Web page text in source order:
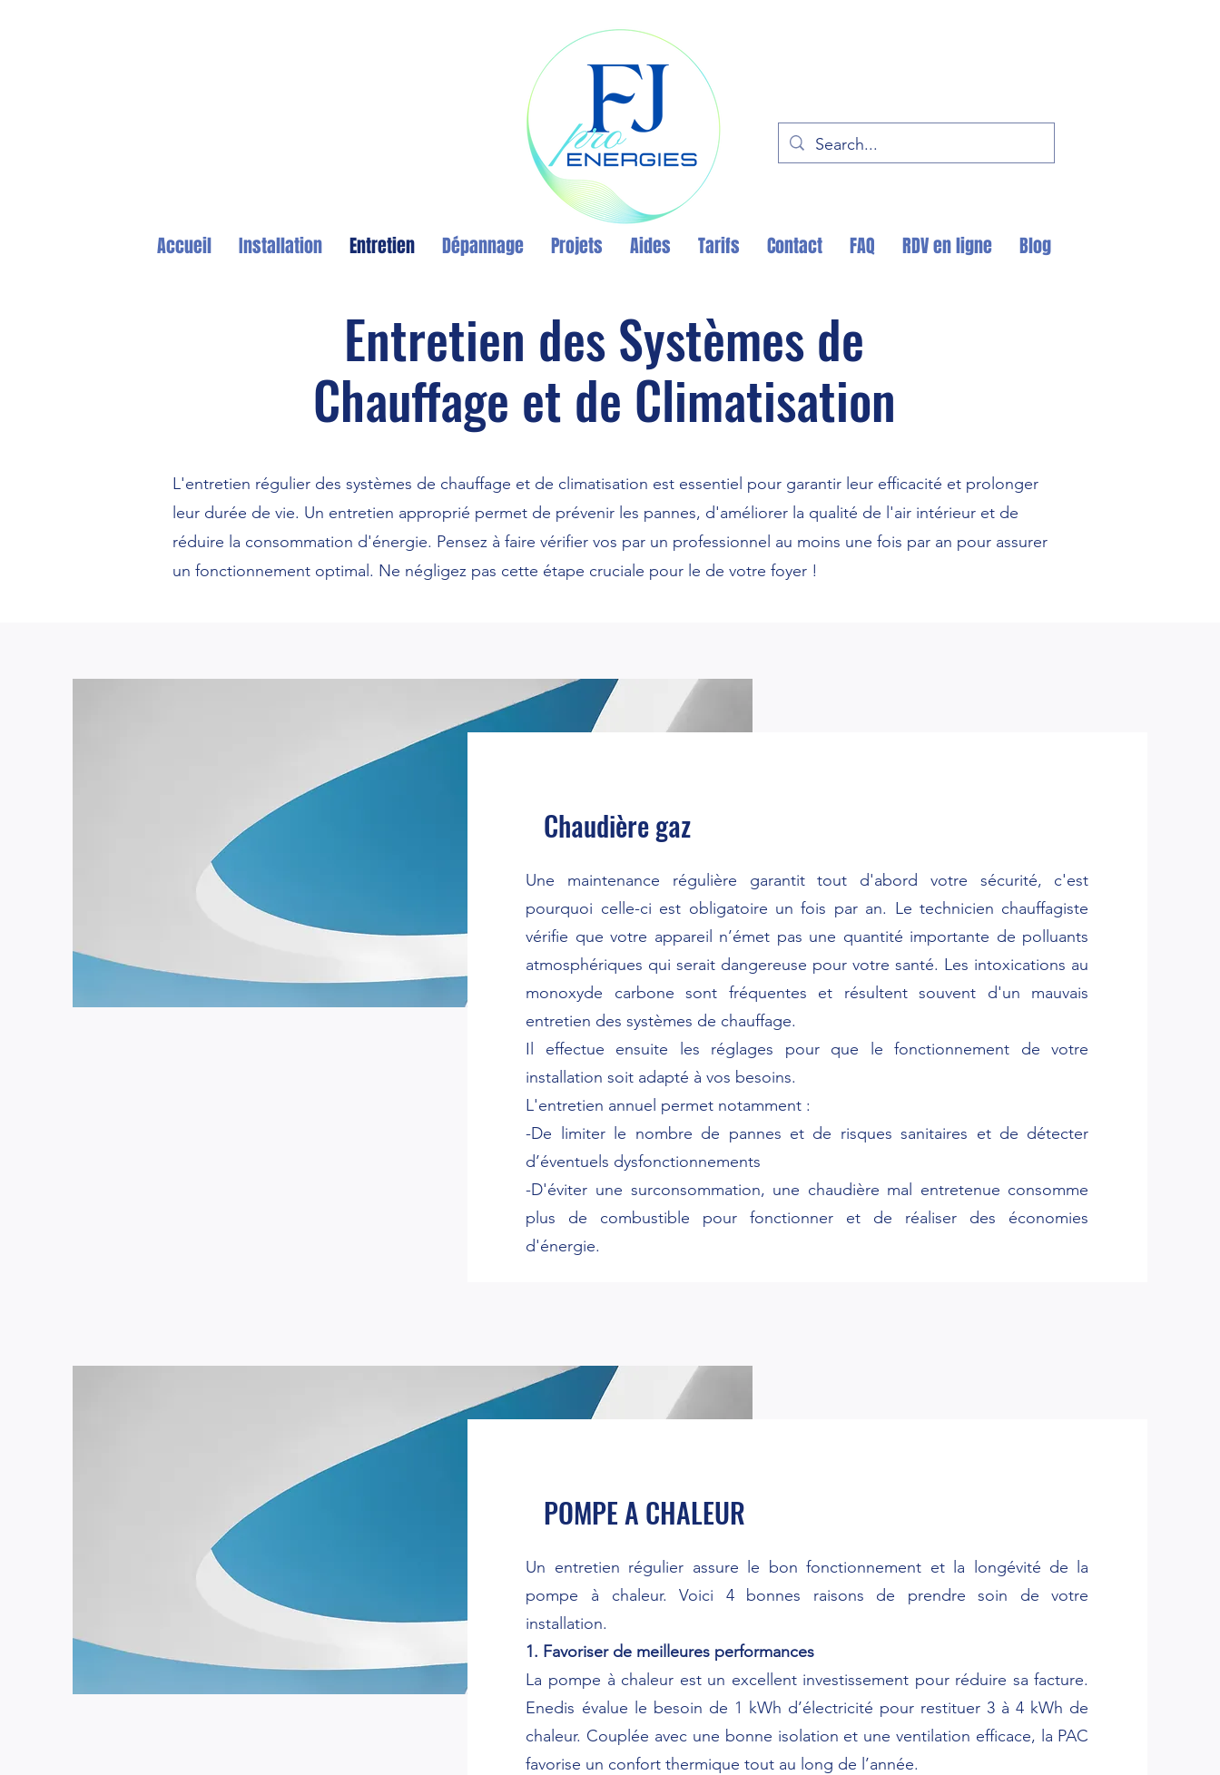
Accueil Installation Entretien Dépannage Projets Aides Tarifs Contact FAQ RDV en ligne Blog
Entretien des Systèmes de
Chauffage et de Climatisation
L'entretien régulier des systèmes de chauffage et de climatisation est essentiel pour garantir leur efficacité et prolonger
leur durée de vie. Un entretien approprié permet de prévenir les pannes, d'améliorer la qualité de l'air intérieur et de
réduire la consommation d'énergie. Pensez à faire vérifier vos par un professionnel au moins une fois par an pour assurer
un fonctionnement optimal. Ne négligez pas cette étape cruciale pour le de votre foyer !
Chaudière gaz
Une maintenance régulière garantit tout d'abord votre sécurité, c'est
pourquoi celle-ci est obligatoire un fois par an. Le technicien chauffagiste
vérifie que votre appareil n’émet pas une quantité importante de polluants
atmosphériques qui serait dangereuse pour votre santé. Les intoxications au
monoxyde carbone sont fréquentes et résultent souvent d'un mauvais
entretien des systèmes de chauffage.
Il effectue ensuite les réglages pour que le fonctionnement de votre
installation soit adapté à vos besoins.
L'entretien annuel permet notamment :
-De limiter le nombre de pannes et de risques sanitaires et de détecter
d’éventuels dysfonctionnements
-D'éviter une surconsommation, une chaudière mal entretenue consomme
plus de combustible pour fonctionner et de réaliser des économies
d'énergie.
POMPE A CHALEUR
Un entretien régulier assure le bon fonctionnement et la longévité de la
pompe à chaleur. Voici 4 bonnes raisons de prendre soin de votre
installation.
1. Favoriser de meilleures performances
La pompe à chaleur est un excellent investissement pour réduire sa facture.
Enedis évalue le besoin de 1 kWh d’électricité pour restituer 3 à 4 kWh de
chaleur. Couplée avec une bonne isolation et une ventilation efficace, la PAC
favorise un confort thermique tout au long de l’année.